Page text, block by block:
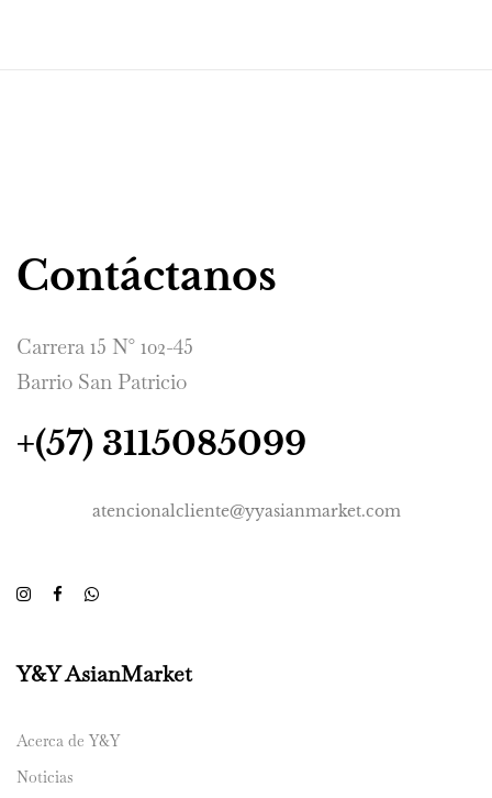
Contáctanos
Carrera 15 N° 102-45
Barrio San Patricio
+(57) 3115085099
atencionalcliente@yyasianmarket.com
Y&Y AsianMarket
Acerca de Y&Y
Noticias